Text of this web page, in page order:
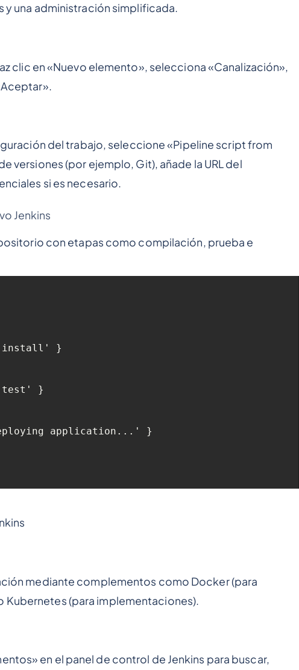
una administración simplificada.
clic en «Nuevo elemento», selecciona «Canalización»,
del trabajo, seleccione «Pipeline script from
versiones (por ejemplo, Git), añade la URL del
si es necesario.
Jenkins
con etapas como compilación, prueba e
mediante complementos como Docker (para
(para implementaciones).
en el panel de control de Jenkins para buscar,